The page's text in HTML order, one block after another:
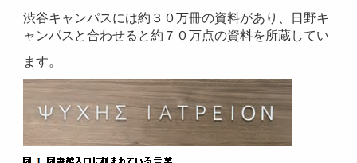
渋谷キャンパスには約３０万冊の資料があり、日野キ
ャンパスと合わせると約７０万点の資料を所蔵してい
ます。